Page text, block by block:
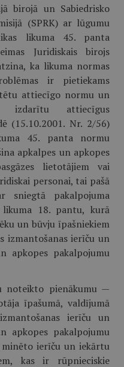
birojā un Sabiedrisko
(SPRK) ar lūgumu
likuma 45. panta
Juridiskais birojs
ka likuma normas
ir pietiekams
attiecīgo normu un
izdarītu attiecīgus
(15.10.2001. Nr. 2/56)
45. panta normu
apkalpes un apkopes
lietotājiem vai
personai, tai pašā
sniegtā pakalpojuma
18. pantu, kurā
un būvju īpašniekiem
izmantošanas ierīču un
apkopes pakalpojumu
pienākumu —
īpašumā, valdījumā
ierīču un
apkopes pakalpojumu
ierīču un iekārtu
kas ir rūpnieciskie